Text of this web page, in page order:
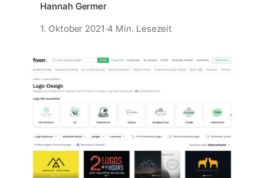
Hannah Germer
1. Oktober 2021·4 Min. Lesezeit